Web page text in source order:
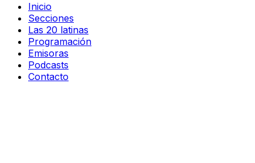
Inicio
Secciones
Las 20 latinas
Programación
Emisoras
Podcasts
Contacto